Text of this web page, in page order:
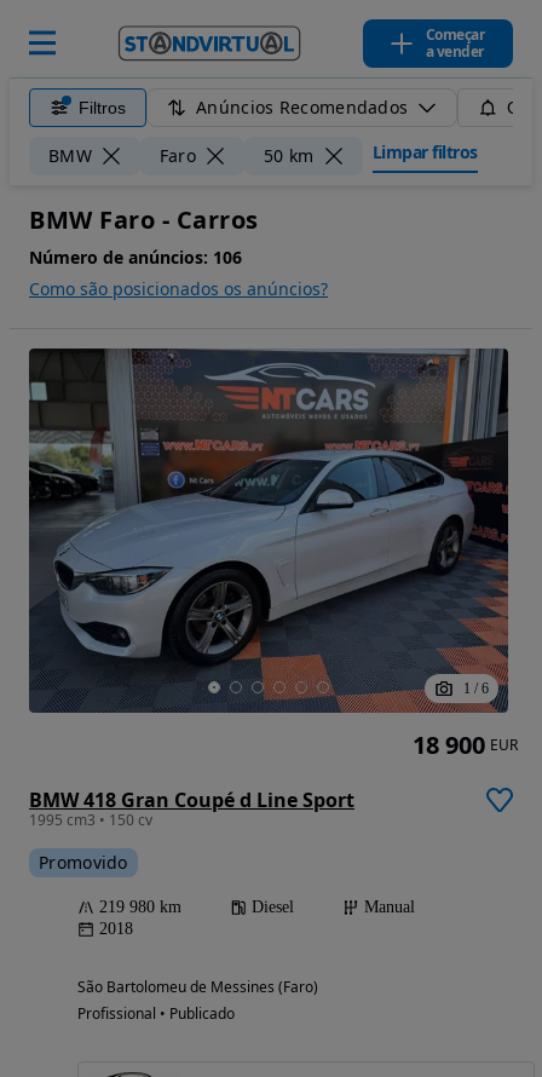
Começar
a vender
Filtros Anúncios Recomendados
BMW Faro 50 km Limpar filtros
BMW Faro - Carros
Número de anúncios: 106
Como são posicionados os anúncios?
1 / 6
BMW 418 Gran Coupé d Line Sport
1995 cm3 • 150 cv
Promovido
219 980 km Diesel
Manual
2018
São Bartolomeu de Messines (Faro)
Profissional • Publicado
18 900 EUR